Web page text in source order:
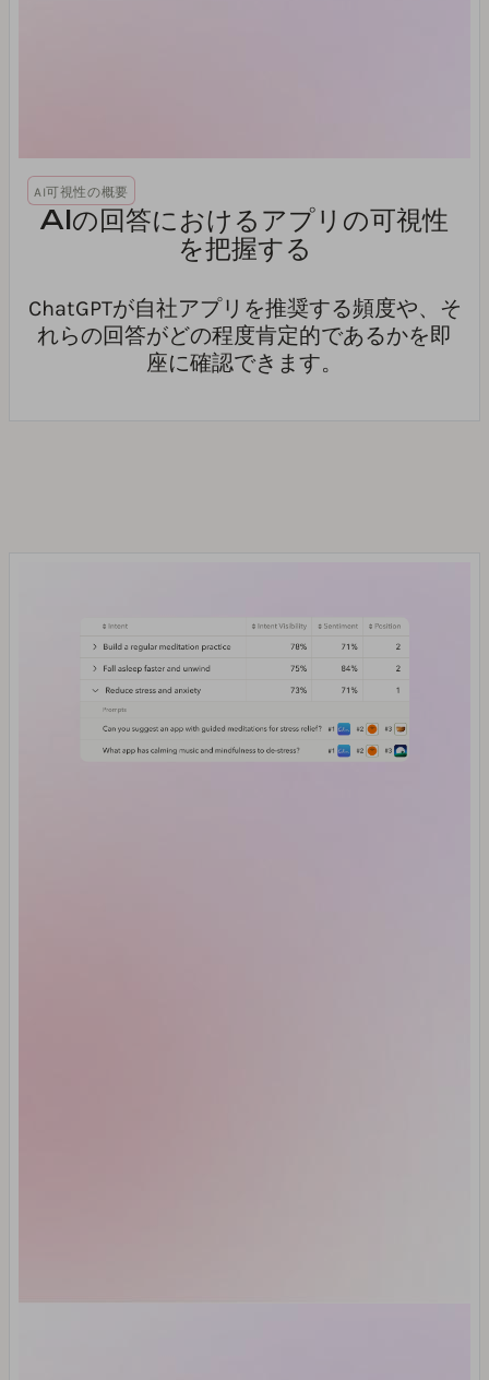
AI可視性の概要
AIの回答におけるアプリの可視性
を把握する
ChatGPTが自社アプリを推奨する頻度や、そ
れらの回答がどの程度肯定的であるかを即
座に確認できます。